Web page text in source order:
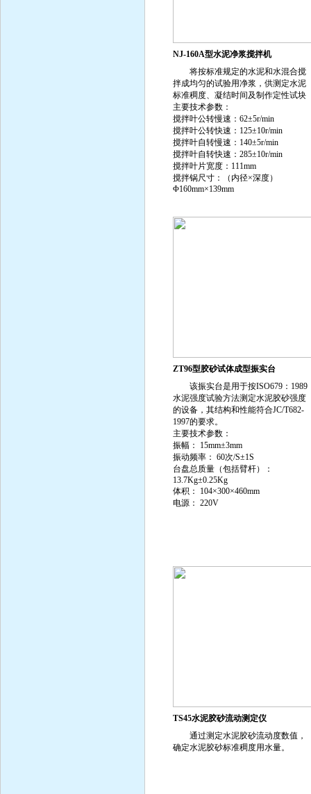
NJ-160A型水泥净浆搅拌机
将按标准规定的水泥和水混合搅
拌成均匀的试验用净浆，供测定水泥
标准稠度、凝结时间及制作定性试块
主要技术参数：
搅拌叶公转慢速：62±5r/min
搅拌叶公转快速：125±10r/min
搅拌叶自转慢速：140±5r/min
搅拌叶自转快速：285±10r/min
搅拌叶片宽度：111mm
搅拌锅尺寸：（内径×深度）
Φ160mm×139mm
ZT96型胶砂试体成型振实台
该振实台是用于按ISO679：1989
水泥强度试验方法测定水泥胶砂强度
的设备，其结构和性能符合JC/T682-
1997的要求。
主要技术参数：
振幅： 15mm±3mm
振动频率： 60次/S±1S
台盘总质量（包括臂杆）：
13.7Kg±0.25Kg
体积： 104×300×460mm
电源： 220V
TS45水泥胶砂流动测定仪
通过测定水泥胶砂流动度数值，
确定水泥胶砂标准稠度用水量。